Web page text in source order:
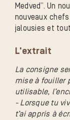
Medved”. Un
nouveaux
jalousies et
L'extrait
La consigne
mise à fouiller
utilisable,
- Lorsque tu
t’ai appris à